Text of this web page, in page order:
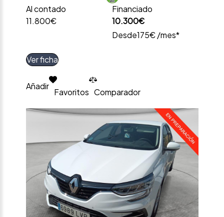
Al contado
11.800€
Financiado
10.300€
Desde175€ /mes*
Ver ficha
Añadir
Favoritos Comparador